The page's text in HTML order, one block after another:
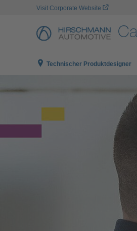
Visit Corporate Website
Technischer Produktdesigner